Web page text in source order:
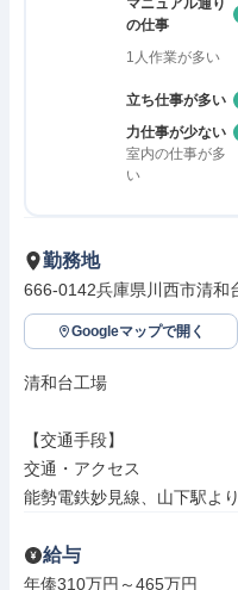
マニュアル通り
の仕事
1人作業が多い
立ち仕事が多い
力仕事が少ない
室内の仕事が多
い
勤務地
666-0142兵庫県川西市清和
Googleマップで開く
清和台工場
【交通手段】
交通・アクセス
能勢電鉄妙見線、山下駅よ
給与
年俸310万円～465万円